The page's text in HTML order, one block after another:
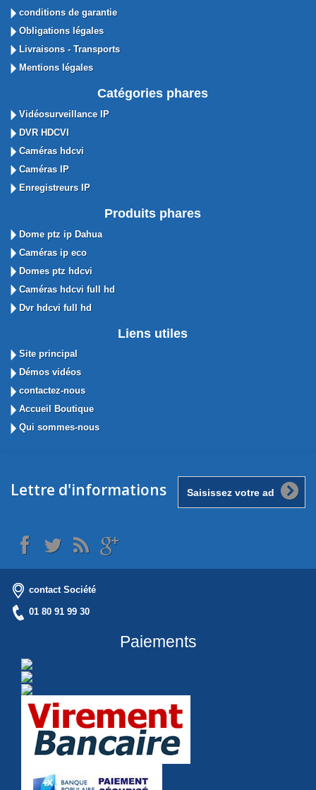
conditions de garantie
Obligations légales
Livraisons - Transports
Mentions légales
Catégories phares
Vidéosurveillance IP
DVR HDCVI
Caméras hdcvi
Caméras IP
Enregistreurs IP
Produits phares
Dome ptz ip Dahua
Caméras ip eco
Domes ptz hdcvi
Caméras hdcvi full hd
Dvr hdcvi full hd
Liens utiles
Site principal
Démos vidéos
contactez-nous
Accueil Boutique
Qui sommes-nous
Lettre d'informations
contact Société
01 80 91 99 30
Paiements